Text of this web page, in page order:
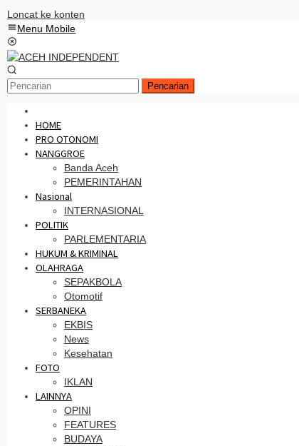
Loncat ke konten
Menu Mobile
Pencarian
HOME
PRO OTONOMI
NANGGROE
Banda Aceh
PEMERINTAHAN
Nasional
INTERNASIONAL
POLITIK
PARLEMENTARIA
HUKUM & KRIMINAL
OLAHRAGA
SEPAKBOLA
Otomotif
SERBANEKA
EKBIS
News
Kesehatan
FOTO
IKLAN
LAINNYA
OPINI
FEATURES
BUDAYA